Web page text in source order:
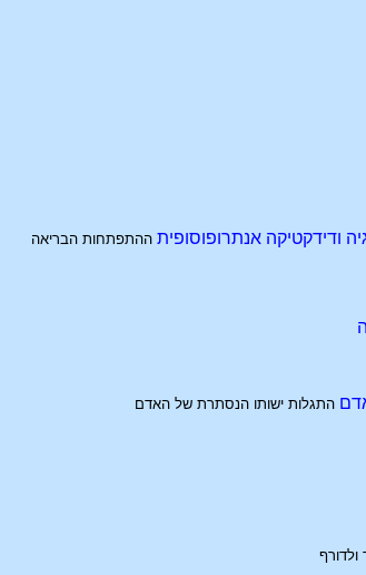
ודידקטיקה אנתרופוסופית ההתפתחות הבריאה
התגלות ישותו הנסתרת של האדם
ולדורף